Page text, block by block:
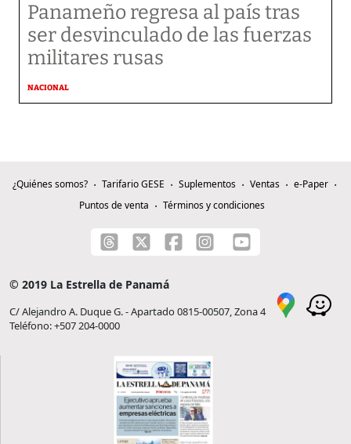
Panameño regresa al país tras
ser desvinculado de las fuerzas
militares rusas
NACIONAL
¿Quiénes somos? Tarifario GESE Suplementos Ventas
e-Paper
Puntos de venta
Términos y condiciones
© 2019 La Estrella de Panamá
C/ Alejandro A. Duque G. - Apartado 0815-00507, Zona 4
Teléfono: +507 204-0000